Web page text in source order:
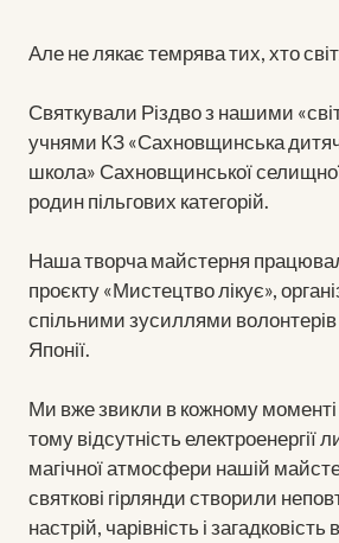
Але не лякає темрява тих, хто
Святкували Різдво з нашими
учнями КЗ «Сахновщинська
школа» Сахновщинської
родин пільгових категорій.
Наша творча майстерня
проєкту «Мистецтво лікує»,
спільними зусиллями волонтерів
Японії.
Ми вже звикли в кожному
тому відсутність електроенергії
магічної атмосфери нашій
святкові гірлянди створили
настрій, чарівність і